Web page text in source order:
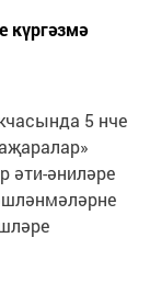
күргәзмә
5 нче
әти-әниләре